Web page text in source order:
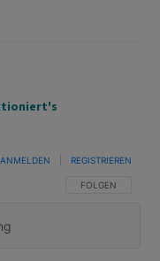
FOLGE DIESER
FOLGEN
ANMELDEN REGISTRIEREN